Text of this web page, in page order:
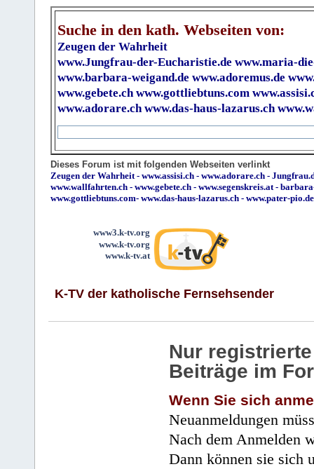
Suche in den kath. Webseiten von:
Zeugen der Wahrheit
www.Jungfrau-der-Eucharistie.de www.maria-
www.barbara-weigand.de www.adoremus.de
www.gebete.ch www.gottliebtuns.com
www.adorare.ch www.das-haus-lazarus.ch
Dieses Forum ist mit folgenden Webseiten verlinkt
Zeugen der Wahrheit - www.assisi.ch - www.adorare.ch -
www.wallfahrten.ch - www.gebete.ch - www.segenskreis.at -
www.gottliebtuns.com- www.das-haus-lazarus.ch - www.pater-pio.de
www3.k-tv.org
www.k-tv.org
www.k-tv.at
K-TV der katholische Fernsehsender
Nur
Beiträge im
Wenn Sie sich
Neuanmeldungen
Nach dem Anmelden
Dann können sie sich